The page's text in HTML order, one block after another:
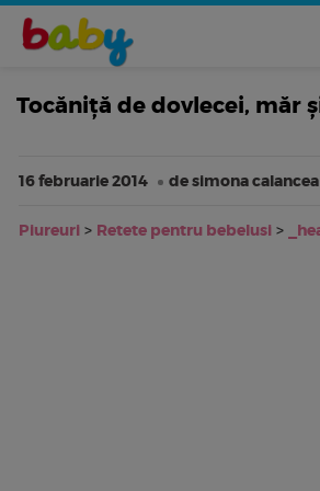
Tocăniță de dovlecei, măr
16 februarie 2014 de simona calancea
Piureuri > Retete pentru bebelusi >